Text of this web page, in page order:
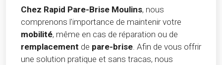
Chez Rapid Pare-Brise Moulins, nous
comprenons l'importance de maintenir votre
mobilité, même en cas de réparation ou de
remplacement de pare-brise. Afin de vous offrir
une solution pratique et sans tracas, nous